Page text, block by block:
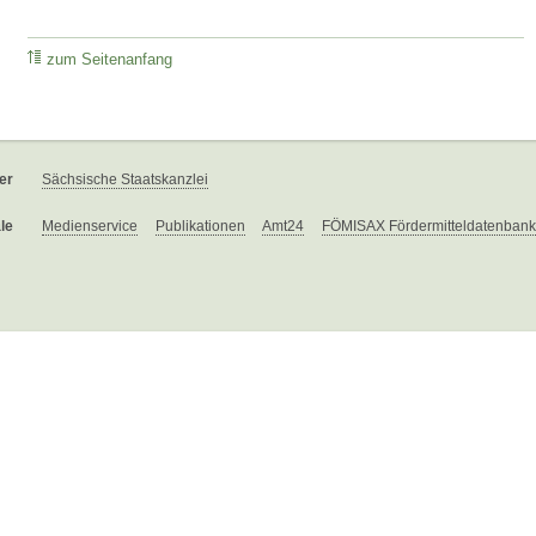
zum Seitenanfang
Sächsische Staatskanzlei
Medienservice Publikationen Amt24 FÖMISAX Fördermitteldatenbank